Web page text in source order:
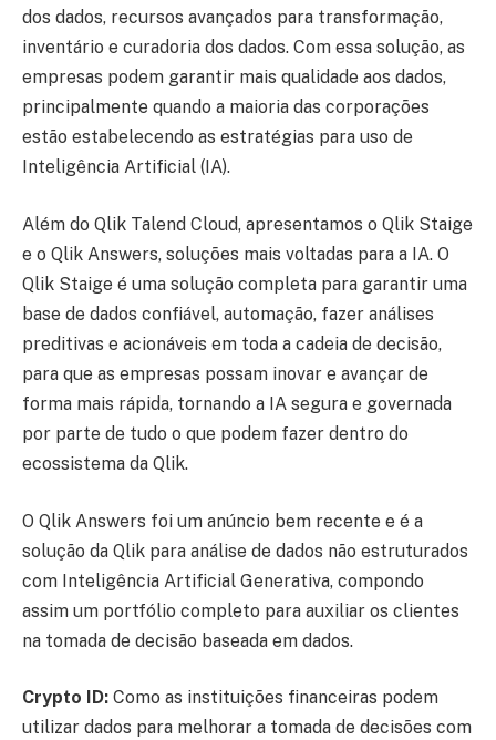
dos dados, recursos avançados para transformação,
inventário e curadoria dos dados. Com essa solução, as
empresas podem garantir mais qualidade aos dados,
principalmente quando a maioria das corporações
estão estabelecendo as estratégias para uso de
Inteligência Artificial (IA).
Além do Qlik Talend Cloud, apresentamos o Qlik Staige
e o Qlik Answers, soluções mais voltadas para a IA. O
Qlik Staige é uma solução completa para garantir uma
base de dados confiável, automação, fazer análises
preditivas e acionáveis em toda a cadeia de decisão,
para que as empresas possam inovar e avançar de
forma mais rápida, tornando a IA segura e governada
por parte de tudo o que podem fazer dentro do
ecossistema da Qlik.
O Qlik Answers foi um anúncio bem recente e é a
solução da Qlik para análise de dados não estruturados
com Inteligência Artificial Generativa, compondo
assim um portfólio completo para auxiliar os clientes
na tomada de decisão baseada em dados.
Crypto ID: Como as instituições financeiras podem
utilizar dados para melhorar a tomada de decisões com